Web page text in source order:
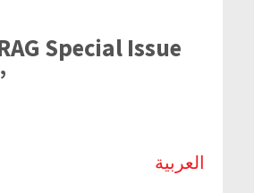
Special Issue
العربية